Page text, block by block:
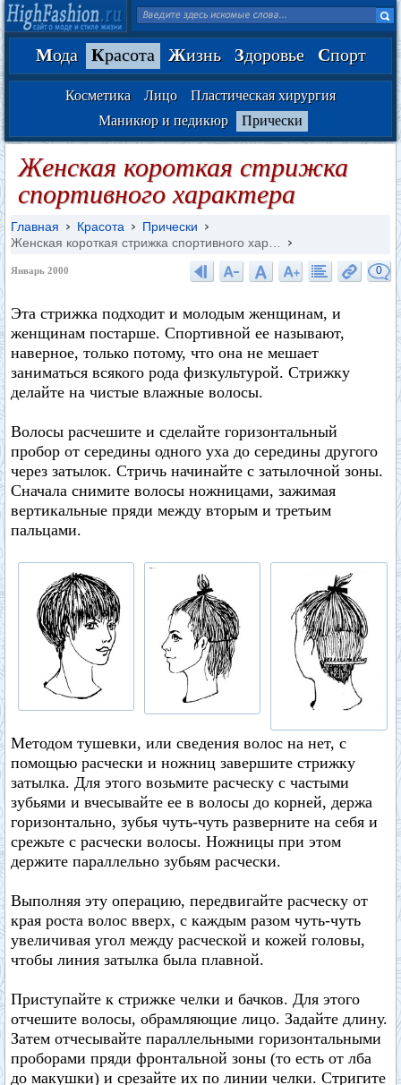
Мода Красота Жизнь Здоровье Спорт
Косметика Лицо
Пластическая хирургия
Маникюр и педикюр
Прически
Женская короткая стрижка
спортивного характера
Главная Красота
Прически
Женская короткая стрижка спортивного хар…
Январь 2000 0
Эта стрижка подходит и молодым женщинам, и
женщинам постарше. Спортивной ее называют,
наверное, только потому, что она не мешает
заниматься всякого рода физкультурой. Стрижку
делайте на чистые влажные волосы.
Волосы расчешите и сделайте горизонтальный
пробор от середины одного уха до середины другого
через затылок. Стричь начинайте с затылочной зоны.
Сначала снимите волосы ножницами, зажимая
вертикальные пряди между вторым и третьим
пальцами.
Методом тушевки, или сведения волос на нет, с
помощью расчески и ножниц завершите стрижку
затылка. Для этого возьмите расческу с частыми
зубьями и вчесывайте ее в волосы до корней, держа
горизонтально, зубья чуть-чуть разверните на себя и
срежьте с расчески волосы. Ножницы при этом
держите параллельно зубьям расчески.
Выполняя эту операцию, передвигайте расческу от
края роста волос вверх, с каждым разом чуть-чуть
увеличивая угол между расческой и кожей головы,
чтобы линия затылка была плавной.
Приступайте к стрижке челки и бачков. Для этого
отчешите волосы, обрамляющие лицо. Задайте длину.
Затем отчесывайте параллельными горизонтальными
проборами пряди фронтальной зоны (то есть от лба
до макушки) и срезайте их по линии челки. Стригите